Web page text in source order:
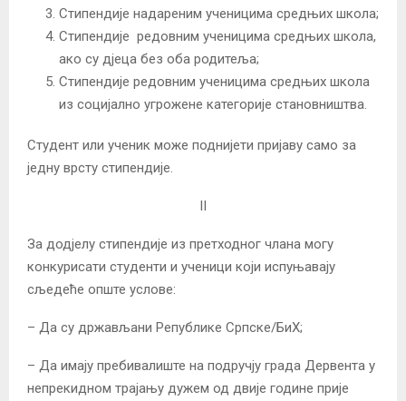
Стипендије надареним ученицима средњих школа;
Стипендије редовним ученицима средњих школа,
ако су дјеца без оба родитеља;
Стипендије редовним ученицима средњих школа
из социјално угрожене категорије становништва.
Студент или ученик може поднијети пријаву само за
једну врсту стипендије.
II
За додјелу стипендије из претходног члана могу
конкурисати студенти и ученици који испуњавају
сљедеће опште услове:
– Да су држављани Републике Српске/БиХ;
– Да имају пребивалиште на подручју града Дервента у
непрекидном трајању дужем од двије године прије